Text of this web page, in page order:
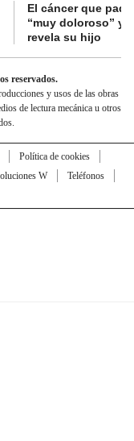
El cáncer que
“muy doloroso” y
revela su hijo
reservados.
y usos de las obras
de lectura mecánica u otros
Política de cookies
W
Teléfonos